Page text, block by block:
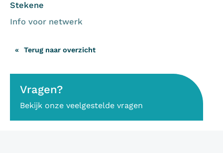
Stekene
Info voor netwerk
Terug naar overzicht
Vragen?
Bekijk onze veelgestelde vragen